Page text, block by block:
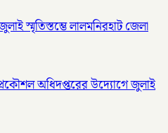
স্মৃতিস্তম্ভে লালমনিরহাট জেলা
প্রকৌশল অধিদপ্তরের উদ্যোগে জুলাই